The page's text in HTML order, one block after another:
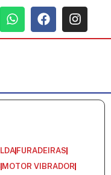
FURADEIRAS
MOTOR VIBRADOR